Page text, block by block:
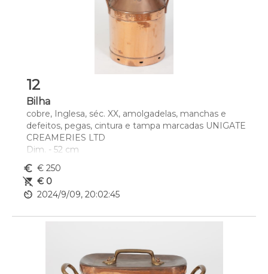
12
Bilha
cobre, Inglesa, séc. XX, amolgadelas, manchas e
defeitos, pegas, cintura e tampa marcadas UNIGATE
CREAMERIES LTD
Dim. - 52 cm
euro_symbol € 250
remove_shopping_cart € 0
av_timer 2024/9/09, 20:02:45